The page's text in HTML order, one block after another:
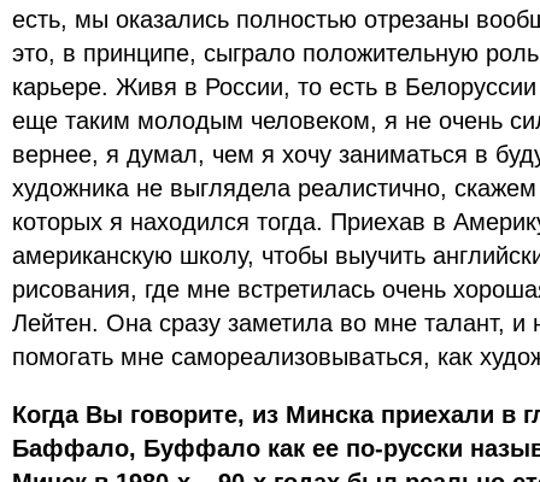
есть, мы оказались полностью отрезаны
это, в принципе, сыграло положительную
карьере. Живя в России, то есть в
еще таким молодым человеком, я не очень
вернее, я думал, чем я хочу заниматься в
художника не выглядела реалистично,
которых я находился тогда. Приехав в
американскую школу, чтобы выучить
рисования, где мне встретилась очень
Лейтен. Она сразу заметила во мне талант, и
помогать мне самореализовываться, как
Когда Вы говорите, из Минска приехали в
Баффало, Буффало как ее по-русски